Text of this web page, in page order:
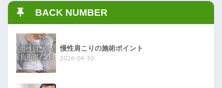
BACK NUMBER
慢性肩こりの施術ポイント
2026-04-30